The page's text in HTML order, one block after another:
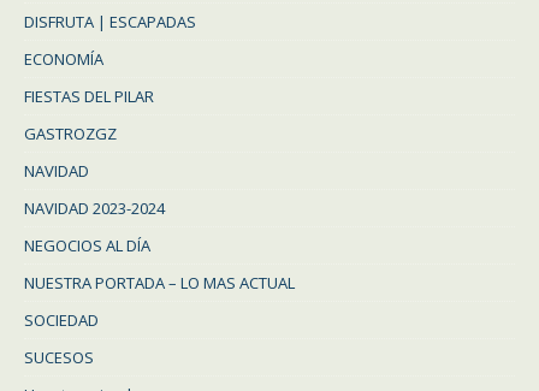
DISFRUTA | ESCAPADAS
ECONOMÍA
FIESTAS DEL PILAR
GASTROZGZ
NAVIDAD
NAVIDAD 2023-2024
NEGOCIOS AL DÍA
NUESTRA PORTADA – LO MAS ACTUAL
SOCIEDAD
SUCESOS